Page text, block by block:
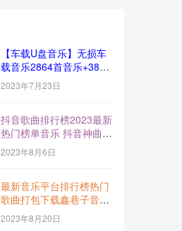
【车载U盘音乐】无损车
载音乐2864首音乐+383
视频[十倍音质]
2023年7月23日
抖音歌曲排行榜2023最新
热门榜单音乐 抖音神曲
BGM打包下载【2023-
7】
2023年8月6日
最新音乐平台排行榜热门
歌曲打包下载鑫巷子音乐
酷流行风向标【第54期】
2023年8月20日